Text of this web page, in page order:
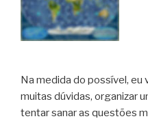
Na medida do possível, eu
muitas dúvidas, organizar
tentar sanar as questões